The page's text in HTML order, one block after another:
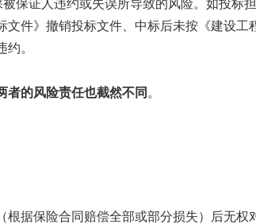
保证人违约或失误所导致的风险。如投标
件》撤销投标文件、中标后未按《建设工
。
者的风险责任也截然不同 。
据保险合同赔偿全部或部分损失）后无权